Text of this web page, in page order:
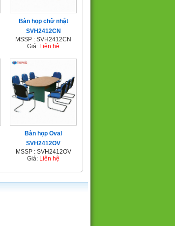
Bàn họp chữ nhật
SVH2412CN
MSSP : SVH2412CN
Giá: Liên hệ
Bàn họp Oval
SVH2412OV
MSSP : SVH2412OV
Giá: Liên hệ